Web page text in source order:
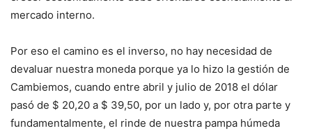
mercado interno.
Por eso el camino es el inverso, no hay necesidad de
devaluar nuestra moneda porque ya lo hizo la gestión de
Cambiemos, cuando entre abril y julio de 2018 el dólar
pasó de $ 20,20 a $ 39,50, por un lado y, por otra parte y
fundamentalmente, el rinde de nuestra pampa húmeda